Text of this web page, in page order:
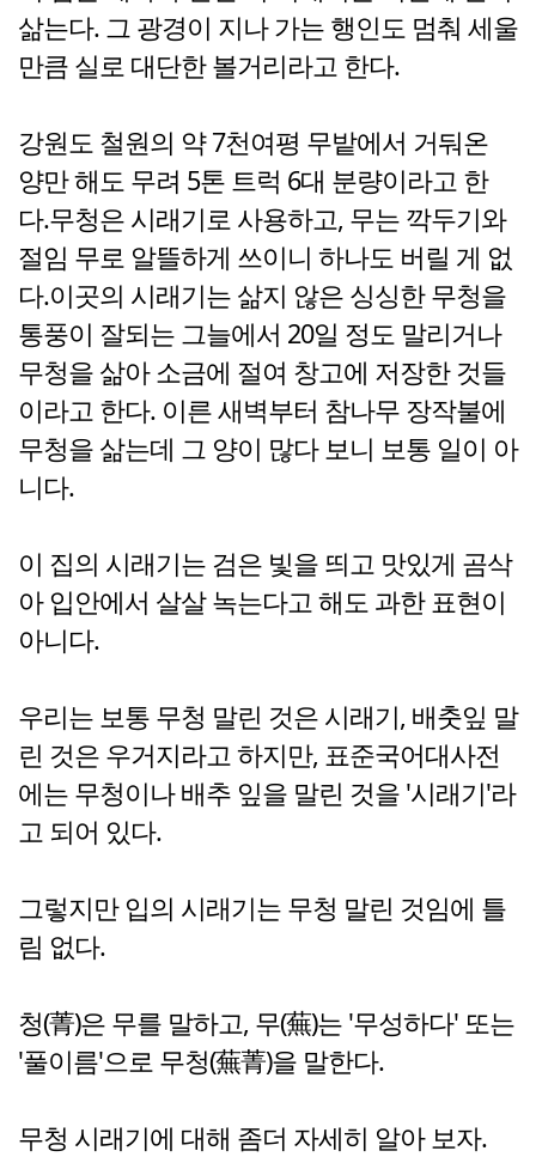
삶는다. 그 광경이 지나 가는 행인도 멈춰 세울
만큼 실로 대단한 볼거리라고 한다.
강원도 철원의 약 7천여평 무밭에서 거둬온
양만 해도 무려 5톤 트럭 6대 분량이라고 한
다.무청은 시래기로 사용하고, 무는 깍두기와
절임 무로 알뜰하게 쓰이니 하나도 버릴 게 없
다.이곳의 시래기는 삶지 않은 싱싱한 무청을
통풍이 잘되는 그늘에서 20일 정도 말리거나
무청을 삶아 소금에 절여 창고에 저장한 것들
이라고 한다. 이른 새벽부터 참나무 장작불에
무청을 삶는데 그 양이 많다 보니 보통 일이 아
니다.
이 집의 시래기는 검은 빛을 띄고 맛있게 곰삭
아 입안에서 살살 녹는다고 해도 과한 표현이
아니다.
우리는 보통 무청 말린 것은 시래기, 배춧잎 말
린 것은 우거지라고 하지만, 표준국어대사전
에는 무청이나 배추 잎을 말린 것을 '시래기'라
고 되어 있다.
그렇지만 입의 시래기는 무청 말린 것임에 틀
림 없다.
청(菁)은 무를 말하고, 무(蕪)는 '무성하다' 또는
'풀이름'으로 무청(蕪菁)을 말한다.
무청 시래기에 대해 좀더 자세히 알아 보자.